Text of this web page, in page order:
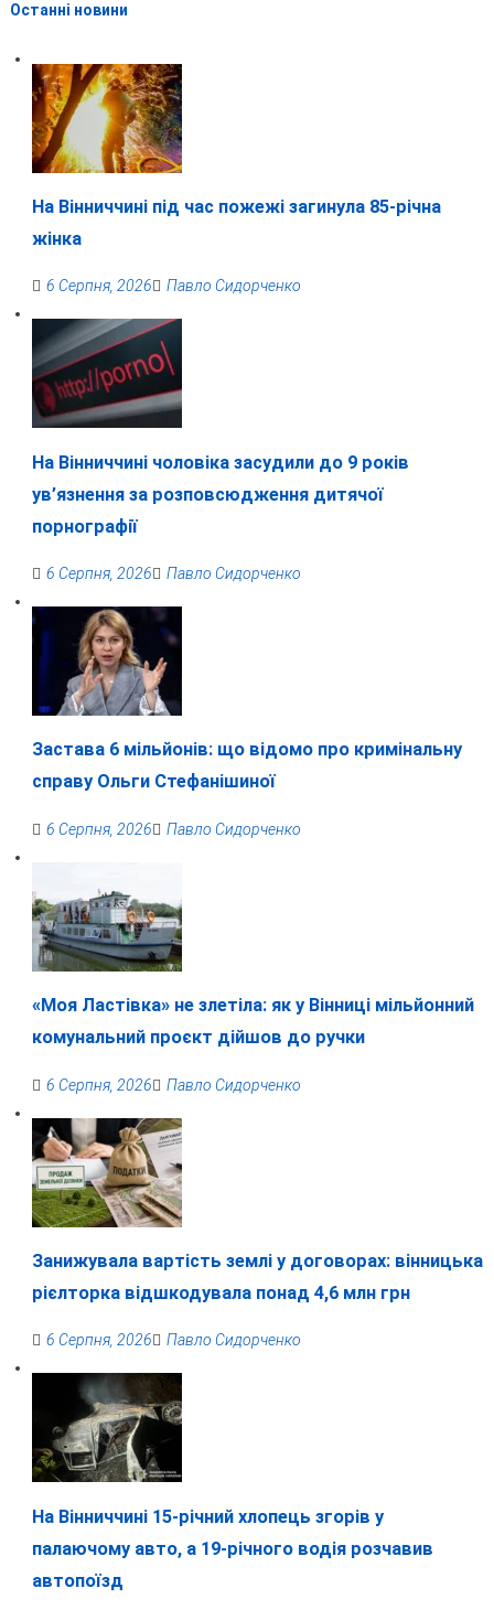
Останні новини
На Вінниччині під час пожежі загинула 85-річна
жінка
6 Серпня, 2026 Павло Сидорченко
На Вінниччині чоловіка засудили до 9 років
ув’язнення за розповсюдження дитячої
порнографії
6 Серпня, 2026 Павло Сидорченко
Застава 6 мільйонів: що відомо про кримінальну
справу Ольги Стефанішиної
6 Серпня, 2026 Павло Сидорченко
«Моя Ластівка» не злетіла: як у Вінниці мільйонний
комунальний проєкт дійшов до ручки
6 Серпня, 2026 Павло Сидорченко
Занижувала вартість землі у договорах: вінницька
рієлторка відшкодувала понад 4,6 млн грн
6 Серпня, 2026 Павло Сидорченко
На Вінниччині 15-річний хлопець згорів у
палаючому авто, а 19-річного водія розчавив
автопоїзд